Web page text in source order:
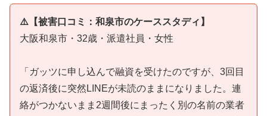
⚠️【被害口コミ：和泉市のケーススタディ】
大阪和泉市・32歳・派遣社員・女性
「ガッツに申し込んで融資を受けたのですが、3回目
の返済後に突然LINEが未読のままになりました。連
絡がつかないまま2週間後にまったく別の名前の業者